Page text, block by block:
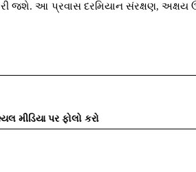
જશે. આ પ્રવાસ દરમિયાન સંરક્ષણ, અક્ષય
મીડિયા પર ફોલો કરો